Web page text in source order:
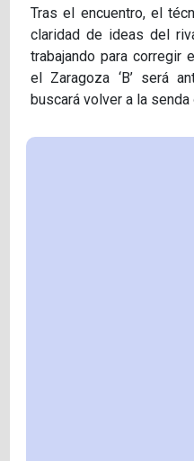
Tras el encuentro, el
claridad de ideas del
trabajando para corregir
el Zaragoza ‘B’ será
buscará volver a la senda